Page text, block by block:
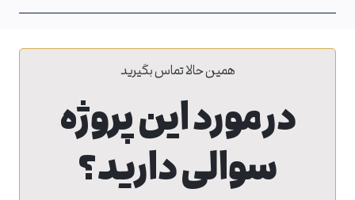
همین حالا تماس بگیرید
در مورد این پروژه
سوالی دارید؟